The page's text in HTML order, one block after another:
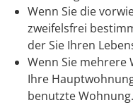
Wenn Sie die
zweifelsfrei
der Sie Ihren
Wenn Sie mehrere
Ihre
benutzte Wohnung.